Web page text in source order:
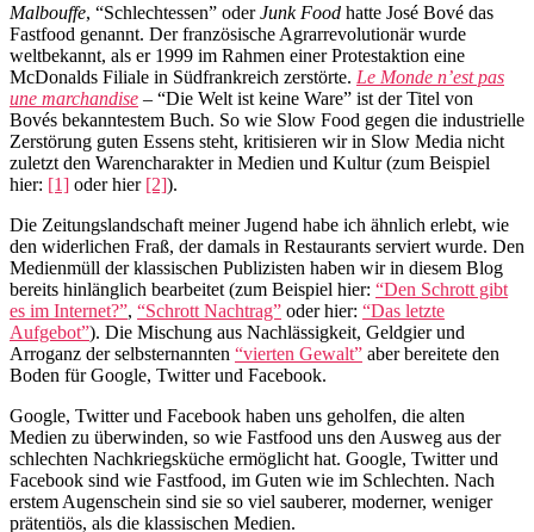
Malbouffe, “Schlechtessen” oderJunk Food hatte José Bové das
Fastfood genannt. Der französische Agrarrevolutionär wurde
weltbekannt, als er 1999 im Rahmen einer Protestaktion eine
McDonalds Filiale in Südfrankreich zerstörte. Le Monde n’est pas
une marchandise – “Die Welt ist keine Ware” ist der Titel von
Bovés bekanntestem Buch. So wie Slow Food gegen die industrielle
Zerstörung guten Essens steht, kritisieren wir in Slow Media nicht
zuletzt den Warencharakter in Medien und Kultur (zum Beispiel
hier: [1] oder hier [2]).
Die Zeitungslandschaft meiner Jugend habe ich ähnlich erlebt, wie
den widerlichen Fraß, der damals in Restaurants serviert wurde. Den
Medienmüll der klassischen Publizisten haben wir in diesem Blog
bereits hinlänglich bearbeitet (zum Beispiel hier: “Den Schrott gibt
es im Internet?”, “Schrott Nachtrag” oder hier: “Das letzte
Aufgebot”). Die Mischung aus Nachlässigkeit, Geldgier und
Arroganz der selbsternannten “vierten Gewalt” aber bereitete den
Boden für Google, Twitter und Facebook.
Google, Twitter und Facebook haben uns geholfen, die alten
Medien zu überwinden, so wie Fastfood uns den Ausweg aus der
schlechten Nachkriegsküche ermöglicht hat. Google, Twitter und
Facebook sind wie Fastfood, im Guten wie im Schlechten. Nach
erstem Augenschein sind sie so viel sauberer, moderner, weniger
prätentiös, als die klassischen Medien.